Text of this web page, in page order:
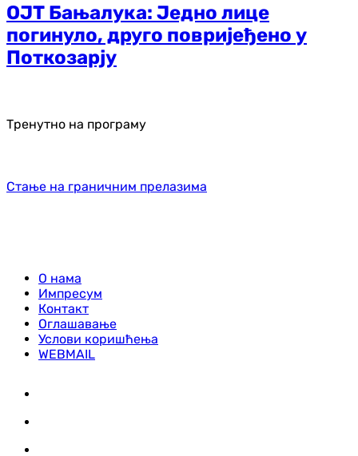
ОЈТ Бањалука: Једно лице
погинуло, друго повријеђено у
Поткозарју
Тренутно на програму
Стање на граничним прелазима
О нама
Импресум
Контакт
Оглашавање
Услови коришћења
WEBMAIL